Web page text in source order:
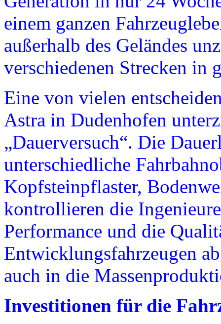
einem ganzen
außerhalb des Geländes
verschiedenen Strecken in
Eine von vielen
Astra in Dudenhofen
„Dauerversuch“. Die
unterschiedliche
Kopfsteinpflaster,
kontrollieren die
Performance und die
Entwicklungsfahrzeugen
auch in die
Investitionen für die